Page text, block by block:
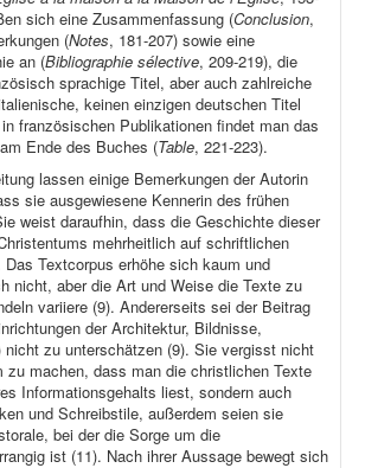
sich eine Zusammenfassung (Conclusion,
(Notes, 181-207) sowie eine
an (Bibliographie sélective, 209-219), die
sprachige Titel, aber auch zahlreiche
keinen einzigen deutschen Titel
französischen Publikationen findet man das
Ende des Buches (Table, 221-223).
lassen einige Bemerkungen der Autorin
sie ausgewiesene Kennerin des frühen
weist daraufhin, dass die Geschichte dieser
mehrheitlich auf schriftlichen
Textcorpus erhöhe sich kaum und
nicht, aber die Art und Weise die Texte zu
variiere (9). Andererseits sei der Beitrag
der Architektur, Bildnisse,
nicht zu unterschätzen (9). Sie vergisst nicht
zu machen, dass man die christlichen Texte
Informationsgehalts liest, sondern auch
und Schreibstile, außerdem seien sie
bei der die Sorge um die
ist (11). Nach ihrer Aussage bewegt sich